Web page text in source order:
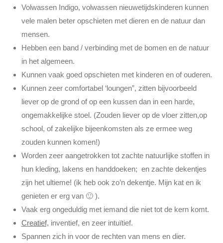
Volwassen Indigo, volwassen nieuwetijdskinderen kunnen
vele malen beter opschieten met dieren en de natuur dan
mensen.
Hebben een band / verbinding met de bomen en de natuur
in het algemeen.
Kunnen vaak goed opschieten met kinderen en of ouderen.
Kunnen zeer comfortabel ‘loungen”, zitten bijvoorbeeld
liever op de grond of op een kussen dan in een harde,
ongemakkelijke stoel. (Zouden liever op de vloer zitten,op
school, of zakelijke bijeenkomsten als ze ermee weg
zouden kunnen komen!)
Worden zeer aangetrokken tot zachte natuurlijke stoffen in
hun kleding, lakens en handdoeken; en zachte dekentjes
zijn het ultieme! (ik heb ook zo’n dekentje. Mijn kat en ik
genieten er erg van 🙂 ).
Vaak erg ongeduldig met iemand die niet tot de kern komt.
Creatief, inventief, en zeer intuïtief.
Spannen zich in voor de rechten van mens en dier.